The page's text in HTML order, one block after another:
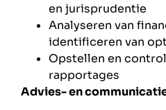
en jurisprudentie
Analyseren van
identificeren van
Opstellen en
rapportages
Advies- en